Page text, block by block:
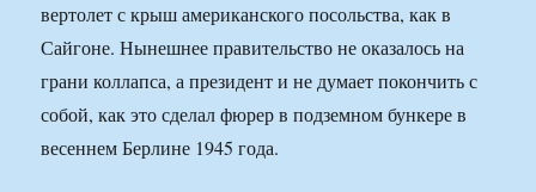
вертолет с крыш американского посольства, как в
Сайгоне. Нынешнее правительство не оказалось на
грани коллапса, а президент и не думает покончить с
собой, как это сделал фюрер в подземном бункере в
весеннем Берлине 1945 года.